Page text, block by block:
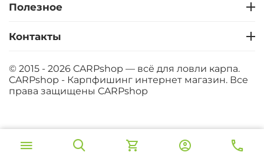
Полезное
Контакты
© 2015 - 2026 CARPshop — всё для ловли карпа.
CARPshop - Карпфишинг интернет магазин. Все
права защищены CARPshop